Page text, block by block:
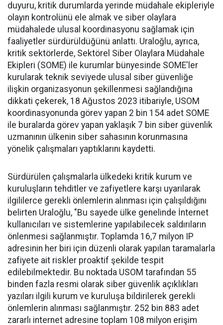
duyuru, kritik durumlarda yerinde müdahale ekipleriyle
olayın kontrolünü ele almak ve siber olaylara
müdahalede ulusal koordinasyonu sağlamak için
faaliyetler sürdürüldüğünü anlattı. Uraloğlu, ayrıca,
kritik sektörlerde, Sektörel Siber Olaylara Müdahale
Ekipleri (SOME) ile kurumlar bünyesinde SOME'ler
kurularak teknik seviyede ulusal siber güvenliğe
ilişkin organizasyonun şekillenmesi sağlandığına
dikkati çekerek, 18 Ağustos 2023 itibariyle, USOM
koordinasyonunda görev yapan 2 bin 154 adet SOME
ile buralarda görev yapan yaklaşık 7 bin siber güvenlik
uzmanının ülkenin siber sahasının korunmasına
yönelik çalışmaları yaptıklarını kaydetti.
Sürdürülen çalışmalarla ülkedeki kritik kurum ve
kuruluşların tehditler ve zafiyetlere karşı uyarılarak
ilgililerce gerekli önlemlerin alınması için çalışıldığını
belirten Uraloğlu, "Bu sayede ülke genelinde İnternet
kullanıcıları ve sistemlerine yapılabilecek saldırıların
önlenmesi sağlanmıştır. Toplamda 16,7 milyon IP
adresinin her biri için düzenli olarak yapılan taramalarla
zafiyete ait riskler proaktif şekilde tespit
edilebilmektedir. Bu noktada USOM tarafından 55
binden fazla resmi olarak siber güvenlik açıklıkları
yazıları ilgili kurum ve kuruluşa bildirilerek gerekli
önlemlerin alınması sağlanmıştır. 252 bin 883 adet
zararlı internet adresine toplam 108 milyon erişim